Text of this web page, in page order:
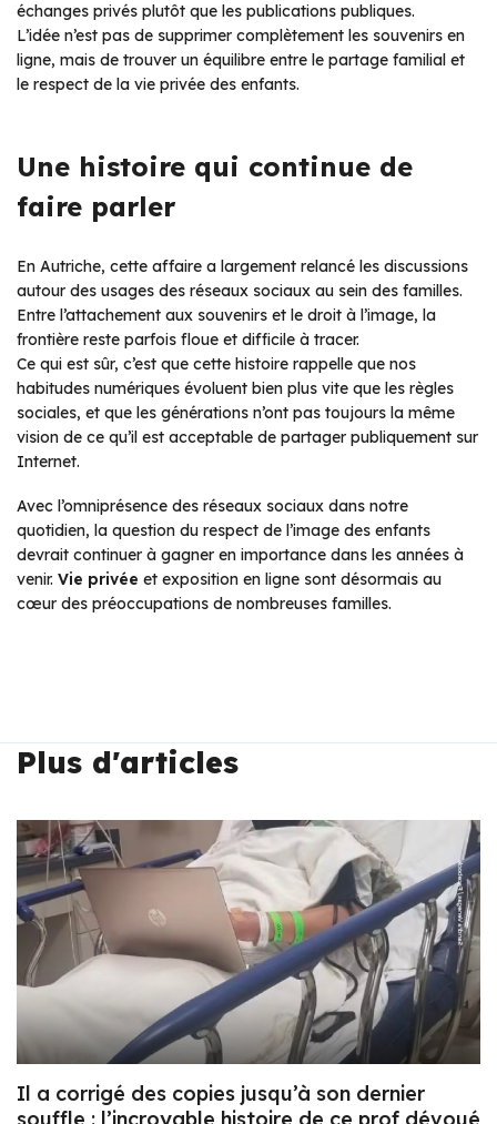
échanges privés plutôt que les publications publiques.
L’idée n’est pas de supprimer complètement les souvenirs en
ligne, mais de trouver un équilibre entre le partage familial et
le respect de la vie privée des enfants.
Une histoire qui continue de
faire parler
En Autriche, cette affaire a largement relancé les discussions
autour des usages des réseaux sociaux au sein des familles.
Entre l’attachement aux souvenirs et le droit à l’image, la
frontière reste parfois floue et difficile à tracer.
Ce qui est sûr, c’est que cette histoire rappelle que nos
habitudes numériques évoluent bien plus vite que les règles
sociales, et que les générations n’ont pas toujours la même
vision de ce qu’il est acceptable de partager publiquement sur
Internet.
Avec l’omniprésence des réseaux sociaux dans notre
quotidien, la question du respect de l’image des enfants
devrait continuer à gagner en importance dans les années à
venir. Vie privée et exposition en ligne sont désormais au
cœur des préoccupations de nombreuses familles.
Plus d'articles
Il a corrigé des copies jusqu’à son dernier
souffle : l’incroyable histoire de ce prof dévoué